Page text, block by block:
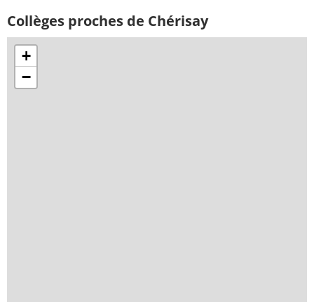
Collèges proches de Chérisay
+
−